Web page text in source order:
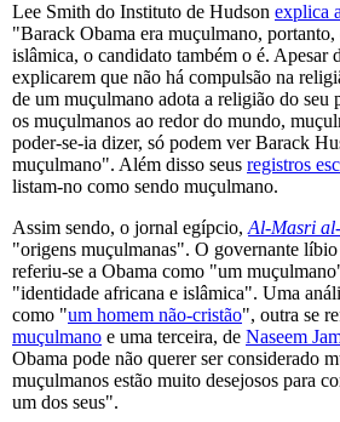
Lee Smith do Instituto de Hudson explica
"Barack Obama era muçulmano,
islâmica, o candidato também o é. Apesar
explicarem que não há compulsão na
de um muçulmano adota a religião do
os muçulmanos ao redor do mundo,
poder-se-ia dizer, só podem ver Barack
muçulmano". Além disso seus registros
listam-no como sendo muçulmano.
Assim sendo, o jornal egípcio, Al-Masri
"origens muçulmanas". O governante líbio
referiu-se a Obama como "um
"identidade africana e islâmica". Uma
como "um homem não-cristão", outra se
muçulmano e uma terceira, de Naseem
Obama pode não querer ser considerado
muçulmanos estão muito desejosos para
um dos seus".